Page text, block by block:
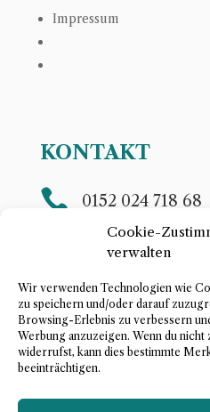
Cookie-
verwalten
Wir verwenden Technologien wie
zu speichern und/oder darauf
Browsing-Erlebnis zu verbessern
Werbung anzuzeigen. Wenn du
widerrufst, kann dies bestimmte
beeinträchtigen.
Impressum
KONTAKT
 0152 024 718 68
E-Mail